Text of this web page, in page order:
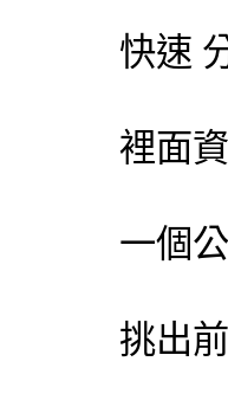
快速
裡面
一個
挑出